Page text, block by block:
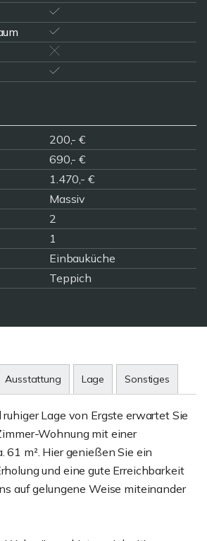
200,- €
690,- €
1.470,- €
Massiv
2
1
Einbauküche
Teppich
Ausstattung Lage Sonstiges
Lage von Ergste erwartet Sie
Wohnung mit einer
61 m². Hier genießen Sie ein
und eine gute Erreichbarkeit
auf gelungene Weise miteinander